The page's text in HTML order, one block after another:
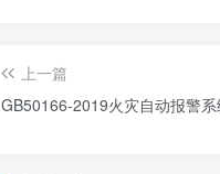
上一篇
GB50166-2019火灾自动报警